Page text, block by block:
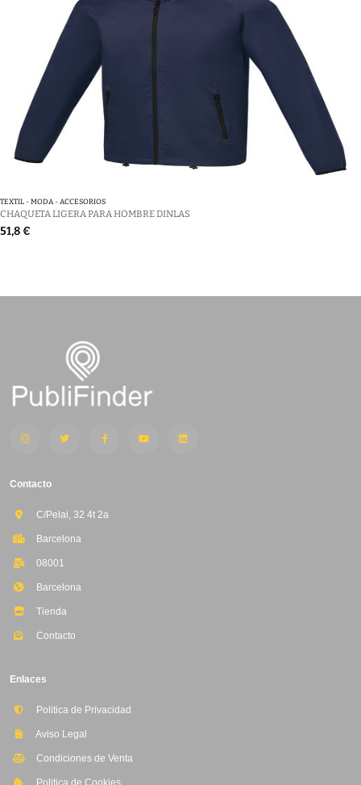
TEXTIL - MODA - ACCESORIOS
CHAQUETA LIGERA PARA HOMBRE DINLAS
51,8 €
Contacto
C/Pelai, 32 4t 2a
Barcelona
08001
Barcelona
Tienda
Contacto
Enlaces
Politica de Privacidad
Aviso Legal
Condiciones de Venta
Politica de Cookies